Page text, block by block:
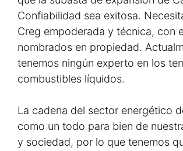
Confiabilidad sea exitosa.
Creg empoderada y técnica, con
nombrados en propiedad.
tenemos ningún experto en los
combustibles líquidos.
La cadena del sector energético
como un todo para bien de
y sociedad, por lo que tenemos